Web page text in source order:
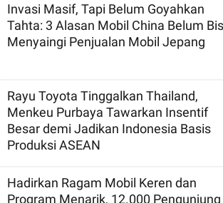
Invasi Masif, Tapi Belum Goyahkan
Tahta: 3 Alasan Mobil China Belum
Menyaingi Penjualan Mobil Jepang
Rayu Toyota Tinggalkan Thailand,
Menkeu Purbaya Tawarkan Insentif
Besar demi Jadikan Indonesia Basis
Produksi ASEAN
Hadirkan Ragam Mobil Keren dan
Program Menarik, 12.000 Pengunjung